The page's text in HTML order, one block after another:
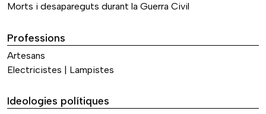
Morts i desapareguts durant la Guerra Civil
Professions
Artesans
Electricistes | Lampistes
Ideologies polítiques